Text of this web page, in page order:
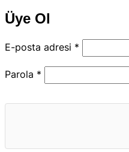
Üye Ol
E-posta adresi *
Parola *